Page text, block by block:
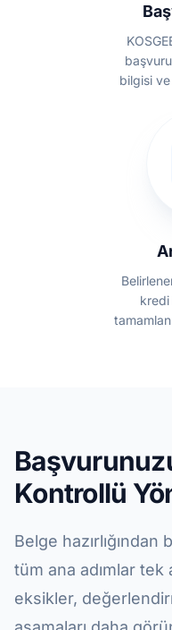
bilgisi
kredi
Kontrollü
Belge
tüm ana adımlar tek
eksikler,